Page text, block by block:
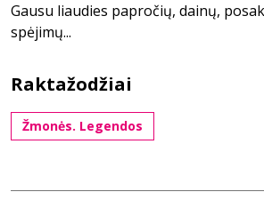
Gausu liaudies papročių, dainų,
spėjimų...
Raktažodžiai
Žmonės. Legendos